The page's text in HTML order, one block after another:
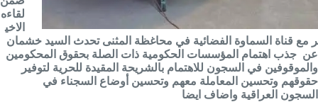
لقاءه
الاخي
ر مع قناة السماوة الفضائية في محاغظة المثنى تحدث السيد خشمان
عن جذب اهتمام المؤسسات الحكومية ذات الصلة بحقوق المحكومين
والموقوفين في السجون للاهتمام بالشريحة المقيدة للحرية لتوفير
حقوقهم وتحسين المعاملة معهم وتحسين أوضاع السجناء في
السجون العراقية واضاف ايضا